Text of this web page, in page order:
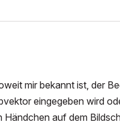
mir bekannt ist, der
eingegeben wird
auf dem